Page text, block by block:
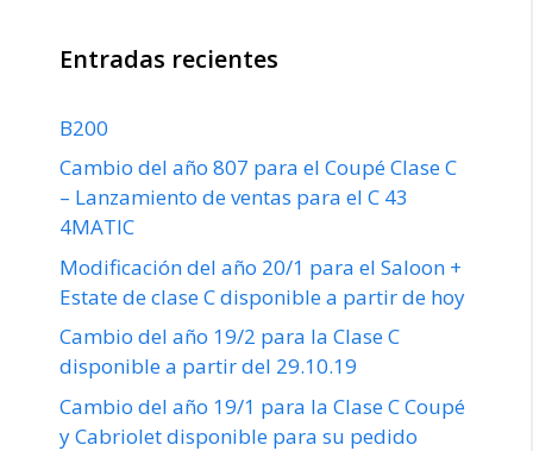
Entradas recientes
B200
Cambio del año 807 para el Coupé Clase C
– Lanzamiento de ventas para el C 43
4MATIC
Modificación del año 20/1 para el Saloon +
Estate de clase C disponible a partir de hoy
Cambio del año 19/2 para la Clase C
disponible a partir del 29.10.19
Cambio del año 19/1 para la Clase C Coupé
y Cabriolet disponible para su pedido